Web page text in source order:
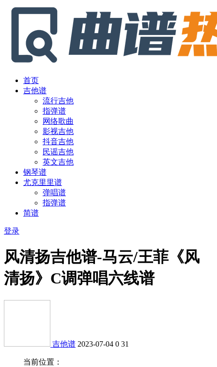
首页
吉他谱
流行吉他
指弹谱
网络歌曲
影视吉他
抖音吉他
民谣吉他
英文吉他
钢琴谱
尤克里里谱
弹唱谱
指弹谱
简谱
登录
风清扬吉他谱-马云/王菲《风
清扬》C调弹唱六线谱
吉他谱 2023-07-04 0 31
当前位置：